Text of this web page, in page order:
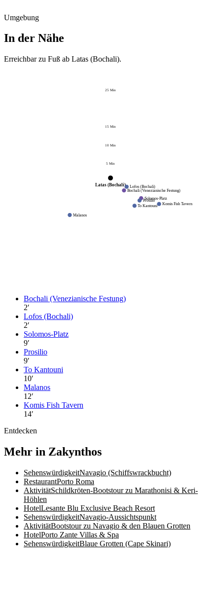
Umgebung
In der Nähe
Erreichbar zu Fuß ab Latas (Bochali).
5Min
10Min
15Min
25Min
Latas (Bochali)
Bochali (Venezianische Festung)
Lofos (Bochali)
Solomos-Platz
Prosilio
To Kantouni
Malanos
Komis Fish Tavern
Bochali (Venezianische Festung)
2′
Lofos (Bochali)
2′
Solomos-Platz
9′
Prosilio
9′
To Kantouni
10′
Malanos
12′
Komis Fish Tavern
14′
Entdecken
Mehr in Zakynthos
SehenswürdigkeitNavagio (Schiffswrackbucht)
RestaurantPorto Roma
AktivitätSchildkröten-Bootstour zu Marathonisi & Keri-
Höhlen
HotelLesante Blu Exclusive Beach Resort
SehenswürdigkeitNavagio-Aussichtspunkt
AktivitätBootstour zu Navagio & den Blauen Grotten
HotelPorto Zante Villas & Spa
SehenswürdigkeitBlaue Grotten (Cape Skinari)